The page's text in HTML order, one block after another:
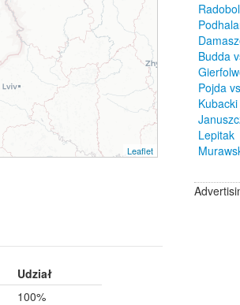
Leaflet
Udział
100%
Budda
Pojda
Lepitak